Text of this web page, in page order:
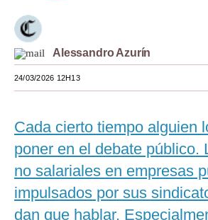
México
España
Internacional
Tecnología
Club del Suscriptor
Mix
G de Gestión
Alessandro Azurín
24/03/2026 12H13
Cada cierto tiempo alguien
poner en el debate público.
no salariales en empresas
impulsados por sus
dan que hablar.